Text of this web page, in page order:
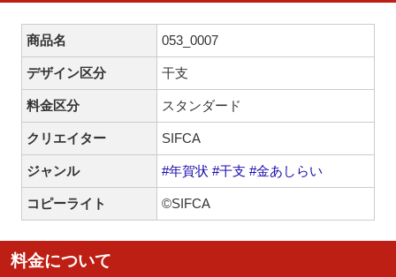
商品名 053_0007
デザイン区分 干支
料金区分 スタンダード
クリエイター SIFCA
ジャンル #年賀状 #干支 #金あしらい
コピーライト ©SIFCA
料金について